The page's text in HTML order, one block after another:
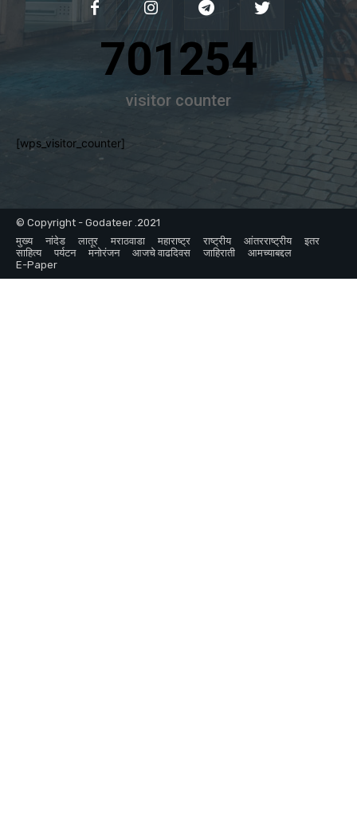
701254
visitor counter
[wps_visitor_counter]
© Copyright - Godateer .2021
मुख्य
नांदेड लातूर मराठवाडा महाराष्ट्र राष्ट्रीय आंतरराष्ट्रीय
इतर
साहित्य
पर्यटन मनोरंजन आजचे वाढदिवस जाहिराती
आमच्याबद्दल
E-Paper